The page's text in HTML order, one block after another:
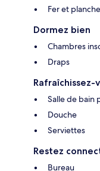
Fer et
Dormez bien
Chambres
Draps
Rafraîchissez-
Salle de bain
Douche
Serviettes
Restez
Bureau